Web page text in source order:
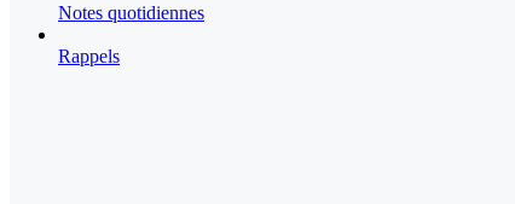
Notes quotidiennes
Rappels